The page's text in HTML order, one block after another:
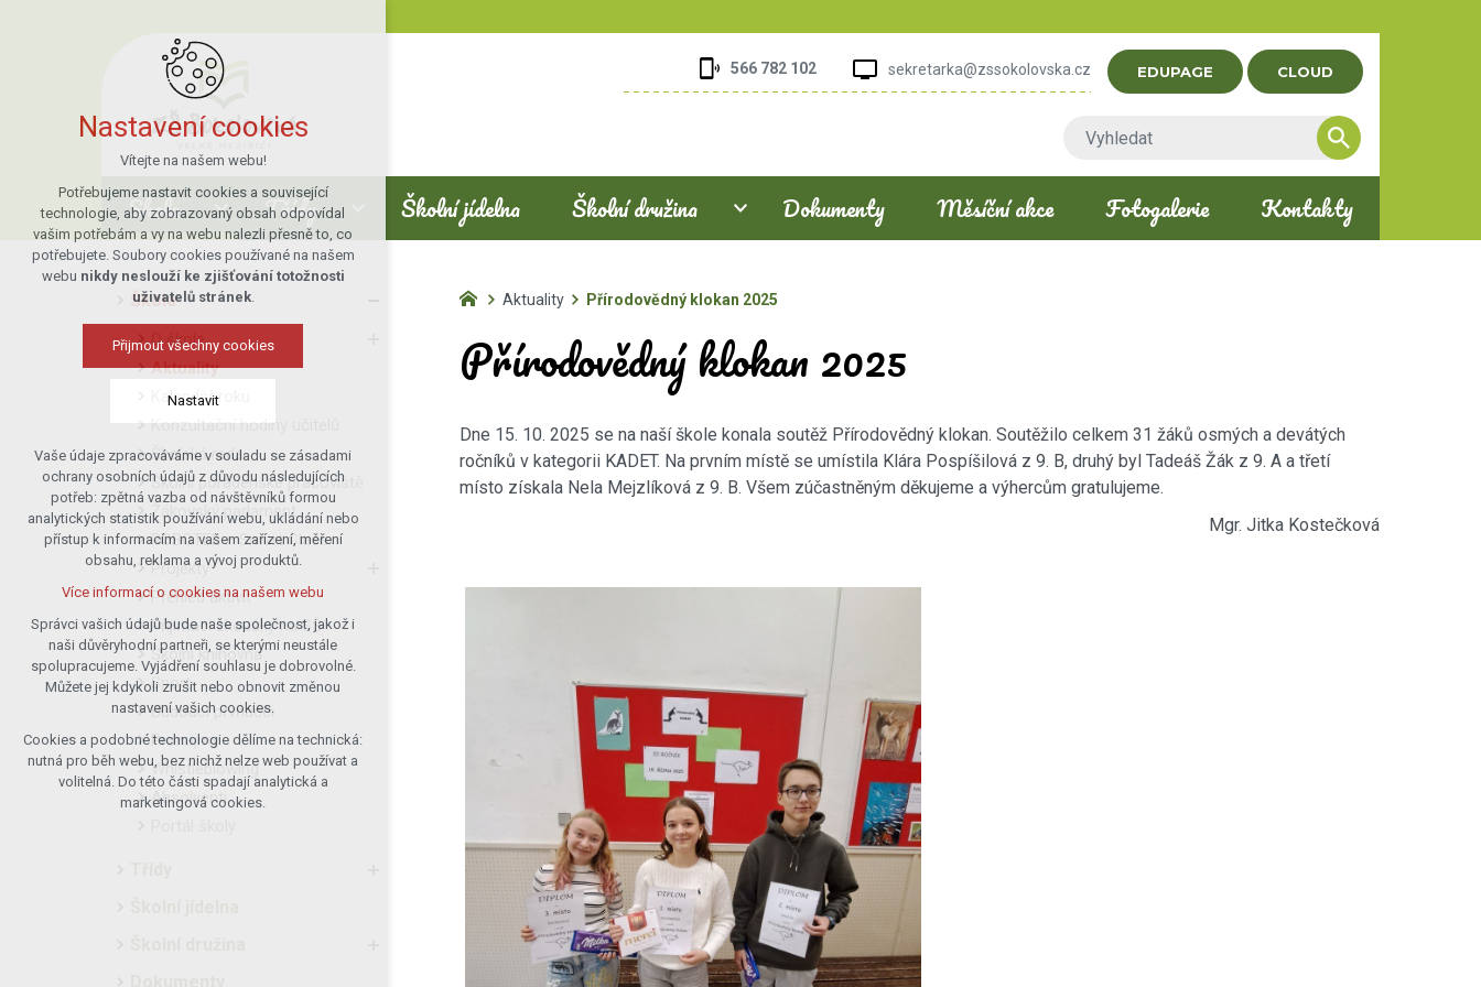
566 782 102 sekretarka@zssokolovska.cz EDUPAGE CLOUD
Škola Třídy Školní jídelna Školní družina Dokumenty Měsíční akce Fotogalerie Kontakty
Škola
O škole
Aktuality
Kalendář roku
Konzultační hodiny učitelů
Školská rada
Školní poradenské pracoviště
Žákovský parlament
ROBOTEL – Smart Class
Projekty
Přehled aktivit
Přijímací zkoušky na SŠ
Školní knihovna
Sport
Budoucí prvňáčci
Pronájmy
Whistleblowing
Absolventi
Aktuality Přírodovědný klokan 2025
Přírodovědný klokan 2025
Dne 15. 10. 2025 se na naší škole konala soutěž Přírodovědný klokan. Soutěžilo celkem 31 žáků osmých a devátých
ročníků v kategorii KADET. Na prvním místě se umístila Klára Pospíšilová z 9. B, druhý byl Tadeáš Žák z 9. A a třetí
místo získala Nela Mejzlíková z 9. B. Všem zúčastněným děkujeme a výhercům gratulujeme.
Mgr. Jitka Kostečková
Nastavení cookies
Vítejte na našem webu!
Potřebujeme nastavit cookies a související
technologie, aby zobrazovaný obsah odpovídal
vašim potřebám a vy na webu nalezli přesně to, co
potřebujete. Soubory cookies používané na našem
webu nikdy neslouží ke zjišťování totožnosti
uživatelů stránek.
Přijmout všechny cookies
Nastavit
Technická cookies
nutná pro provozování webu
udržení kontextu stránek (session):
případná přihlášení, volby jazyka, apod.
Volitelná cookies
analytická pro anonymizované
vyhodnocení návštěvnosti
marketingová cookies (Google)
Více informací o cookies na našem webu
Přijmout všechny cookies
Odmítnout vše
Vaše údaje zpracováváme v souladu se zásadami
ochrany osobních údajů z důvodu následujících
potřeb: zpětná vazba od návštěvníků formou
analytických statistik používání webu, ukládání nebo
přístup k informacím na vašem zařízení, měření
obsahu, reklama a vývoj produktů.
Více informací o cookies na našem webu
Správci vašich údajů bude naše společnost, jakož i
naši důvěryhodní partneři, se kterými neustále
spolupracujeme. Vyjádření souhlasu je dobrovolné.
Můžete jej kdykoli zrušit nebo obnovit změnou
nastavení vašich cookies.
Cookies a podobné technologie dělíme na technická:
nutná pro běh webu, bez nichž nelze web používat a
volitelná. Do této části spadají analytická a
marketingová cookies.